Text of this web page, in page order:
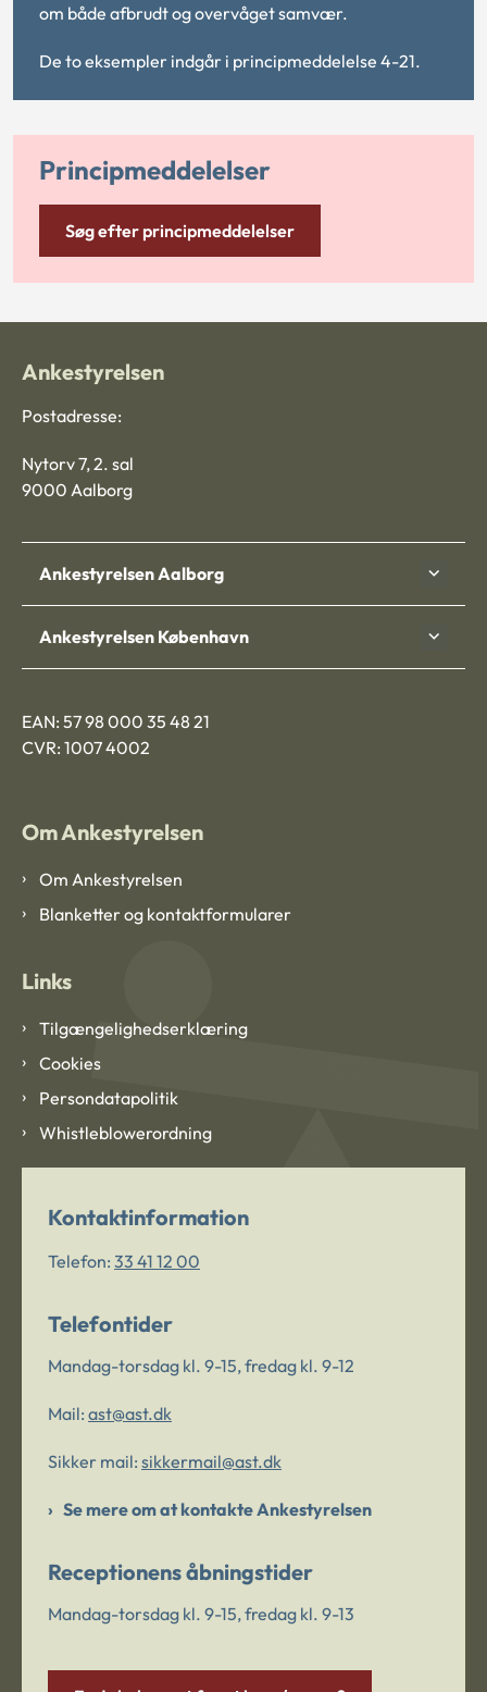
om både afbrudt og overvåget samvær.
De to eksempler indgår i principmeddelelse 4-21.
Principmeddelelser
Søg efter principmeddelelser
Ankestyrelsen
Postadresse:
Nytorv 7, 2. sal
9000 Aalborg
Ankestyrelsen Aalborg
Ankestyrelsen København
EAN: 57 98 000 35 48 21
CVR: 1007 4002
Om Ankestyrelsen
Om Ankestyrelsen
Blanketter og kontaktformularer
Links
Tilgængelighedserklæring
Cookies
Persondatapolitik
Whistleblowerordning
Kontaktinformation
Telefon: 33 41 12 00
Telefontider
Mandag-torsdag kl. 9-15, fredag kl. 9-12
Mail: ast@ast.dk
Sikker mail: sikkermail@ast.dk
Se mere om at kontakte Ankestyrelsen
Receptionens åbningstider
Mandag-torsdag kl. 9-15, fredag kl. 9-13